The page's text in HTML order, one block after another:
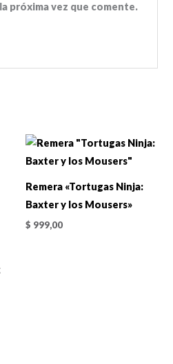
próxima vez que comente.
Remera «Tortugas Ninja:
Baxter y los Mousers»
$ 999,00